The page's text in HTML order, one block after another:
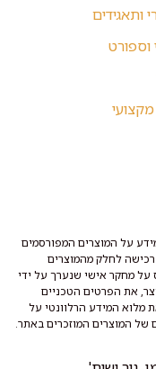
ותאגידים
וספורט
על המוצרים המפורסמים
לחלק מהמוצרים
על מחקר אישי שנערך על ידי
את הפרטים הטכניים
מלוא המידע הרלוונטי על
של המוצרים המוזכרים באתר.